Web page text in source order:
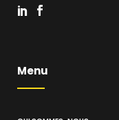
Menu